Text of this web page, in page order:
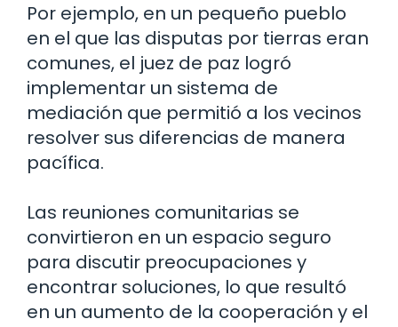
Por ejemplo, en un pequeño pueblo
en el que las disputas por tierras eran
comunes, el juez de paz logró
implementar un sistema de
mediación que permitió a los vecinos
resolver sus diferencias de manera
pacífica.
Las reuniones comunitarias se
convirtieron en un espacio seguro
para discutir preocupaciones y
encontrar soluciones, lo que resultó
en un aumento de la cooperación y el